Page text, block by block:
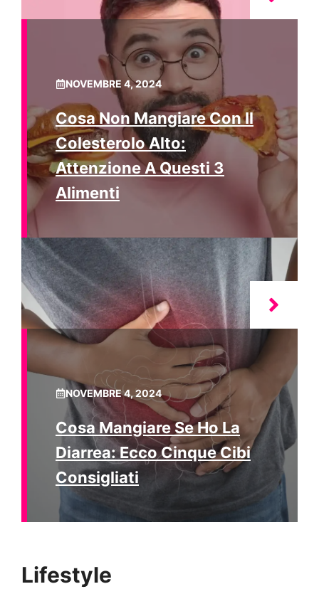
NOVEMBRE 4, 2024
Cosa Non Mangiare Con Il
Colesterolo Alto:
Attenzione A Questi 3
Alimenti
NOVEMBRE 4, 2024
Cosa Mangiare Se Ho La
Diarrea: Ecco Cinque Cibi
Consigliati
Lifestyle